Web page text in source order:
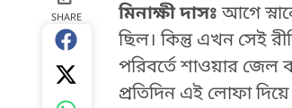
SHARE মিনাক্ষী দাসঃআগে
ছিল। কিন্তু এখন সেই
পরিবর্তে শাওয়ার জেল
প্রতিদিন এই লোফা